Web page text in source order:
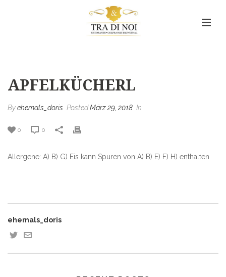
Apfelkücherl
APFELKÜCHERL
Byehemals_doris PostedMärz 29, 2018 In
0 0
Allergene: A) B) G) Eis kann Spuren von A) B) E) F) H) enthalten
ehemals_doris